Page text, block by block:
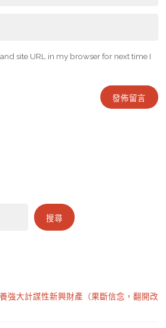
site URL in my browser for next time I
搜尋
強大計謀性新興財產（果斷信念，翻開改